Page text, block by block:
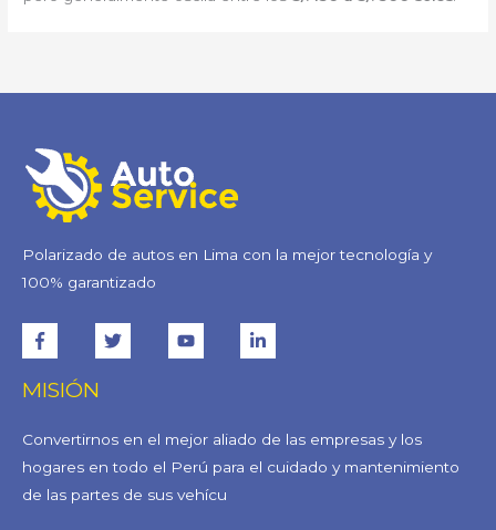
Polarizado de autos en Lima con la mejor tecnología y
100% garantizado
MISIÓN
Convertirnos en el mejor aliado de las empresas y los
hogares en todo el Perú para el cuidado y mantenimiento
de las partes de sus vehícu